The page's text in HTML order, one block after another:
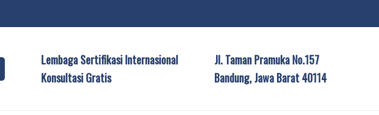
Lembaga Sertifikasi Internasional
Konsultasi Gratis
Jl. Taman Pramuka No.157
Bandung, Jawa Barat 40114